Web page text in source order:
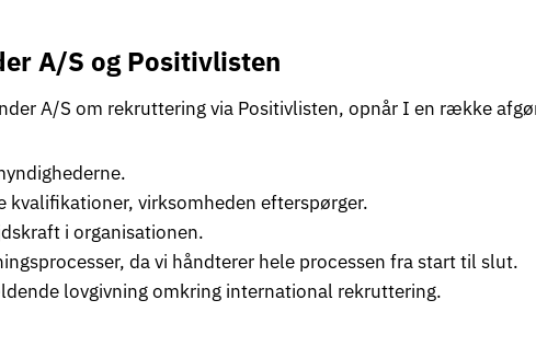
A/S og Positivlisten
A/S om rekruttering via Positivlisten, opnår I en række
virksomheden efterspørger.
i organisationen.
da vi håndterer hele processen fra start til slut.
lovgivning omkring international rekruttering.